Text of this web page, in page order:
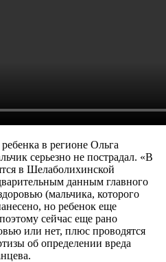
в регионе Ольга
серьезно не пострадал. «В
в Шелаболихинской
данным главного
(мальчика, которого
но ребенок еще
сейчас еще рано
или нет, плюс проводятся
об определении вреда